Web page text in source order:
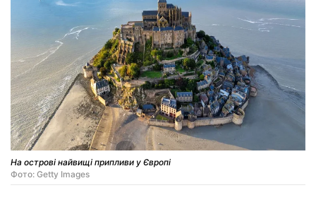
На острові найвищі припливи у Європі
Фото: Getty Images